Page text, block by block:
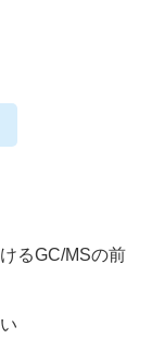
るGC/MSの前